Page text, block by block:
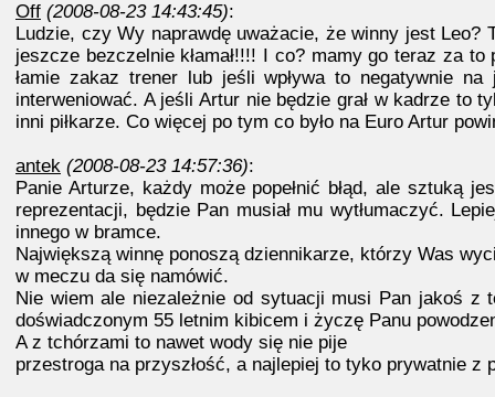
Off (2008-08-23 14:43:45):
Ludzie, czy Wy naprawdę uważacie, że winny jest Leo?
jeszcze bezczelnie kłamał!!!! I co? mamy go teraz za
łamie zakaz trener lub jeśli wpływa to negatywnie
interweniować. A jeśli Artur nie będzie grał w kadrze to
inni piłkarze. Co więcej po tym co było na Euro Artur
antek (2008-08-23 14:57:36):
Panie Arturze, każdy może popełnić błąd, ale sztuką
reprezentacji, będzie Pan musiał mu wytłumaczyć.
innego w bramce.
Największą winnę ponoszą dziennikarze, którzy Was
w meczu da się namówić.
Nie wiem ale niezależnie od sytuacji musi Pan jakoś z
doświadczonym 55 letnim kibicem i życzę Panu
A z tchórzami to nawet wody się nie pije
przestroga na przyszłość, a najlepiej to tyko prywatnie z